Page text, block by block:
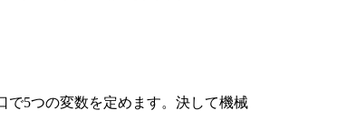
で5つの変数を定めます。決して機械